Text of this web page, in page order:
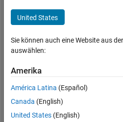
10
Tage
vor
seit
2010
Followers:
United States
Sie können auch eine Website aus
auswählen:
Amerika
América Latina (Español)
Canada (English)
United States (English)